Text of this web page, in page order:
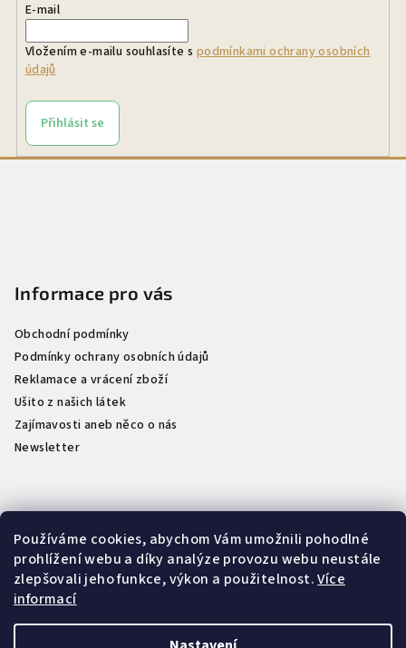
Používáme cookies, abychom Vám umožnili pohodlné
prohlížení webu a díky analýze provozu webu neustále
zlepšovali jeho funkce, výkon a použitelnost.Více
informací
E-mail
Vložením e-mailu souhlasíte s podmínkami ochrany osobních
údajů
Přihlásit se
Informace pro vás
Obchodní podmínky
Podmínky ochrany osobních údajů
Reklamace a vrácení zboží
Ušito z našich látek
Zajímavosti aneb něco o nás
Newsletter
Kontakt
info @naselatky.cz
733 712 333